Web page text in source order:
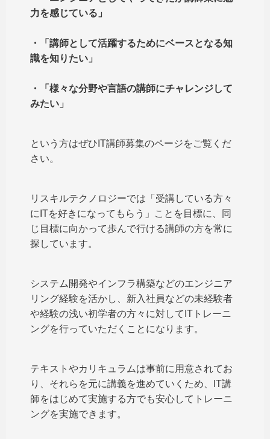
力を感じている」
・「講師として活躍するためにベースとなる知
識を知りたい」
・「様々な分野や言語の講師にチャレンジして
みたい」
という方はぜひIT講師募集のページをご覧くだ
さい。
リスキルテクノロジーでは「受講している方々
にITを好きになってもらう」ことを目標に、同
じ目標に向かって歩んで行ける講師の方を常に
探しています。
システム開発やインフラ構築などのエンジニア
リング経験を活かし、新入社員などの未経験者
や経験の浅い初学者の方々に対してITトレーニ
ングを行っていただくことになります。
テキストやカリキュラムは事前に用意されてお
り、それらを元に講義を進めていくため、IT講
師をはじめて実施する方でも安心してトレーニ
ングを実施できます。